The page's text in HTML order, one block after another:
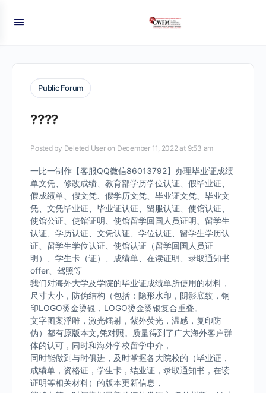
Public Forum
????
Posted by Deleted User on December 11, 2022 at 9:53 am
一比一制作【客服QQ微信86013792】办理毕业证成绩
单文凭、修改成绩、教育部学历学位认证、假毕业证、
假成绩单、假文凭、假学历文凭、毕业证文凭、毕业文
凭、文凭毕业证、毕业证认证、留服认证、使馆认证、
使馆公证、使馆证明、使馆留学回国人员证明、留学生
认证、学历认证、文凭认证、学位认证、留学生学历认
证、留学生学位认证、使馆认证（留学回国人员证
明）、学生卡（证）、成绩单、在读证明、录取通知书
offer、驾照等
我们对海外大学及学院的毕业证成绩单所使用的材料，
尺寸大小，防伪结构（包括：隐形水印，阴影底纹，钢
印LOGO烫金烫银，LOGO烫金烫银复合重叠。
文字图案浮雕，激光镭射，紫外荧光，温感，复印防
伪）都有原版本文,凭对照。质量得到了广大海外客户群
体的认可，同时和海外学校留学中介，
同时能做到与时俱进，及时掌握各大院校的（毕业证，
成绩单，资格证，学生卡，结业证，录取通知书，在读
证明等相关材料）的版本更新信息，